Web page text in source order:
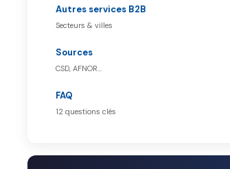
Autres services B2B
Secteurs & villes
Sources
CSD, AFNOR…
FAQ
12 questions clés